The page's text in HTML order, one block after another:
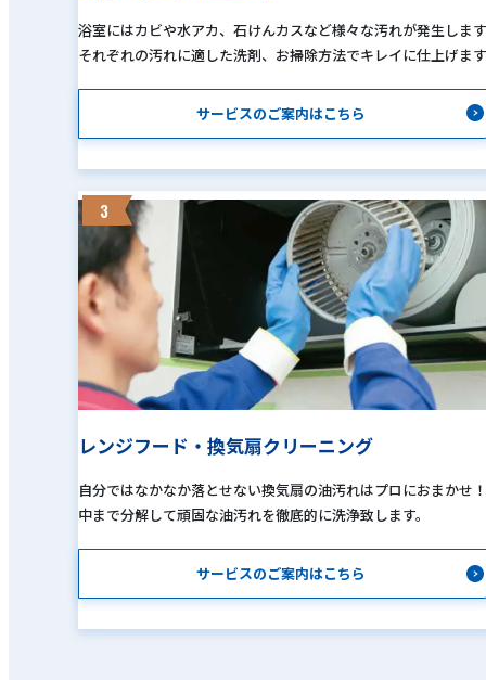
浴室にはカビや水アカ、石けんカスなど様々な汚れが発生しま
それぞれの汚れに適した洗剤、お掃除方法でキレイに仕上げま
サービスのご案内はこちら
3
レンジフード・換気扇クリーニング
自分ではなかなか落とせない換気扇の油汚れはプロにおまかせ！
中まで分解して頑固な油汚れを徹底的に洗浄致します。
サービスのご案内はこちら